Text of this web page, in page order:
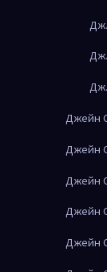
Джейн
Джейн
Джейн
Джейн
Джейн